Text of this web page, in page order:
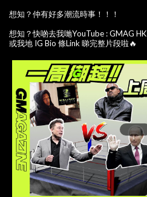
想知？仲有好多潮流時事！！！
想知？快啲去我哋YouTube : GMAG HK
或我地 IG Bio 條Link 睇完整片段啦🔥